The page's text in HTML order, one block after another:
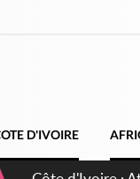
D'IVOIRE